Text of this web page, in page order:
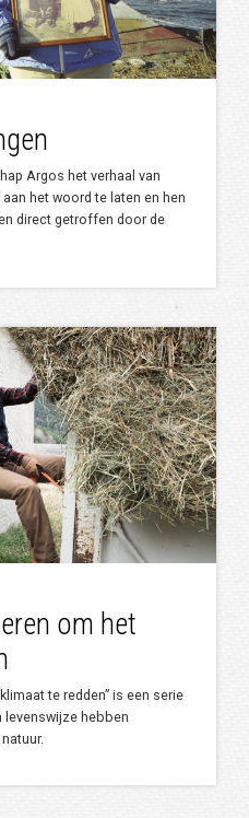
Argos het verhaal van
het woord te laten en hen
direct getroffen door de
om het
te redden” is een serie
levenswijze hebben